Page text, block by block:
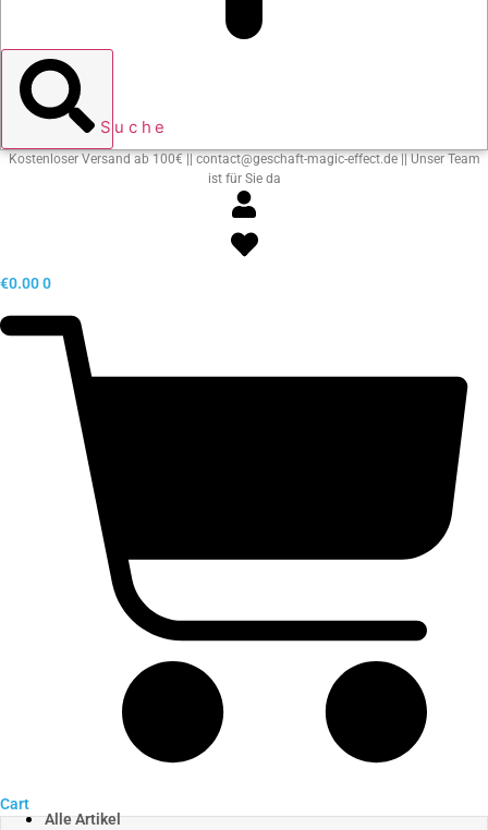
Suche
Kostenloser Versand ab 100€ || contact@geschaft-magic-effect.de || Unser Team
ist für Sie da
€0.000
Cart
Alle Artikel